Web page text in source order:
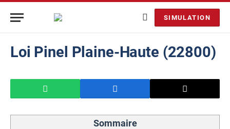
SIMULATION
Loi Pinel Plaine-Haute (22800)
Sommaire